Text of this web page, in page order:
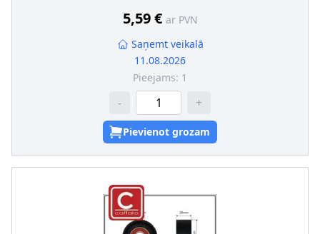
5,59 € ar PVN
Saņemt veikalā
11.08.2026
Pieejams: 1
- +
Pievienot grozam